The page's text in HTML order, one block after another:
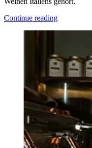
Continue reading